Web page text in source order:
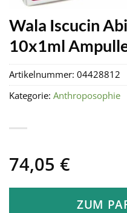
Wala Iscucin
10x1ml
74,05 €
ZUM
Artikelnummer: 04428812
Kategorie: Anthroposophie